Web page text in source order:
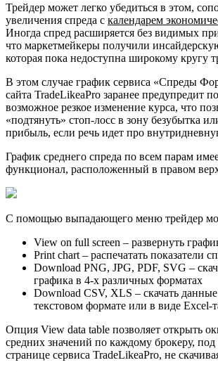
Трейдер может легко убедиться в этом,
увеличения спреда с календарем
Иногда спред расширяется без видимых
что маркетмейкеры получили
которая пока недоступна широкому кругу
В этом случае график сервиса «Спреды
сайта TradeLikeaPro заранее предупредит
возможное резкое изменение курса, что
«подтянуть» стоп-лосс в зону безубытка
прибыль, если речь идет про
График среднего спреда по всем парам
функционал, расположенный в правом
С помощью выпадающего меню трейдер
View on full screen – развернуть
Print chart – распечатать показатели
Download PNG, JPG, PDF, SVG –
графика в 4-х различных форматах
Download CSV, XLS – скачать
текстовом формате или в виде Excel-
Опция View data table позволяет открыть
средних значений по каждому брокеру,
странице сервиса TradeLikeaPro, не